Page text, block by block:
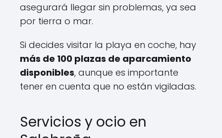
asegurará llegar sin problemas, ya sea
por tierra o mar.
Si decides visitar la playa en coche, hay
más de 100 plazas de aparcamiento
disponibles, aunque es importante
tener en cuenta que no están vigiladas.
Servicios y ocio en